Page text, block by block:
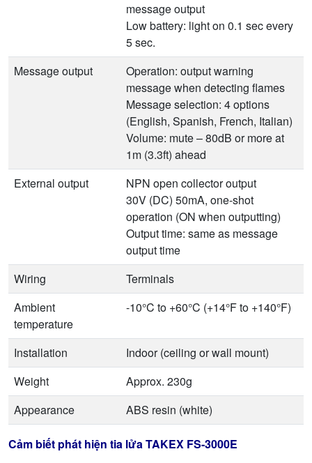
Cảm biết phát hiện tia lửa TAKEX FS-3000E
message output
Low battery: light on 0.1 sec every
5 sec.
Message output
Operation: output warning
message when detecting flames
Message selection: 4 options
(English, Spanish, French, Italian)
Volume: mute – 80dB or more at
1m (3.3ft) ahead
External output
NPN open collector output
30V (DC) 50mA, one-shot
operation (ON when outputting)
Output time: same as message
output time
Wiring
Terminals
Ambient
temperature
-10°C to +60°C (+14°F to +140°F)
Installation
Indoor (ceiling or wall mount)
Weight
Approx. 230g
Appearance
ABS resin (white)